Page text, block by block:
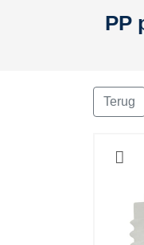
PP
Terug